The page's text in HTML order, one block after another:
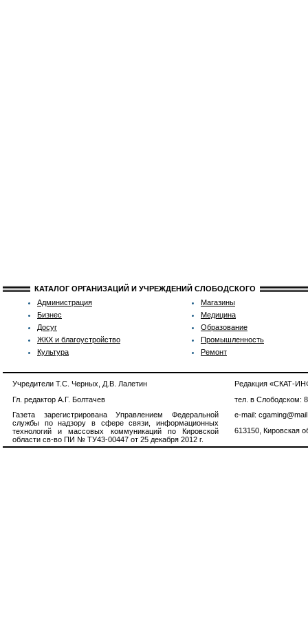
КАТАЛОГ ОРГАНИЗАЦИЙ И УЧРЕЖДЕНИЙ СЛОБОДСКОГО
Администрация
Бизнес
Досуг
ЖКХ и благоустройство
Культура
Магазины
Медицина
Образование
Промышленность
Ремонт
Учредители Т.С. Черных, Д.В. Лалетин
Гл. редактор А.Г. Болтачев
Газета зарегистрирована Управлением Федеральной
службы по надзору в сфере связи, информационных
технологий и массовых коммуникаций по Кировской
области св-во ПИ № ТУ43-00447 от 25 декабря 2012 г.
Редакция «СКАТ-
тел. в Слободском:
e-mail:
613150, Кировская